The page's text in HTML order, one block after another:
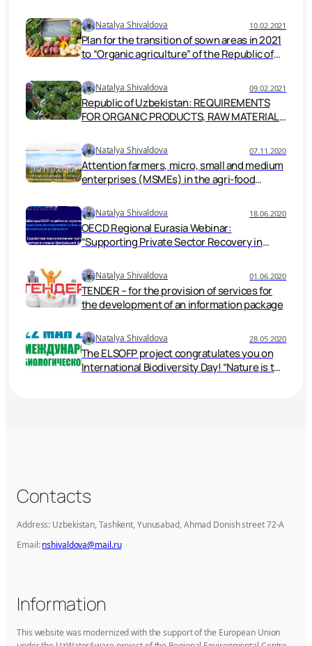
Natalya Shivaldova 10.02.2021
Plan for the transition of sown areas in 2021
to “Organic agriculture” of the Republic of
Decree No. UK 5995
Natalya Shivaldova 09.02.2021
Republic of Uzbekistan: REQUIREMENTS
FOR ORGANIC PRODUCTS, RAW MATERIALS
Natalya Shivaldova 07.11.2020
Attention farmers, micro, small and medium
enterprises (MSMEs) in the agri-food
Natalya Shivaldova 18.06.2020
OECD Regional Eurasia Webinar:
“Supporting Private Sector Recovery in
Natalya Shivaldova 01.06.2020
TENDER – for the provision of services for
the development of an information package
Natalya Shivaldova 28.05.2020
The ELSOFP project congratulates you on
International Biodiversity Day! “Nature is the
Contacts
Address: Uzbekistan, Tashkent, Yunusabad, Ahmad Donish street 72-A
Email:nshivaldova@mail.ru
Information
This website was modernized with the support of the European Union